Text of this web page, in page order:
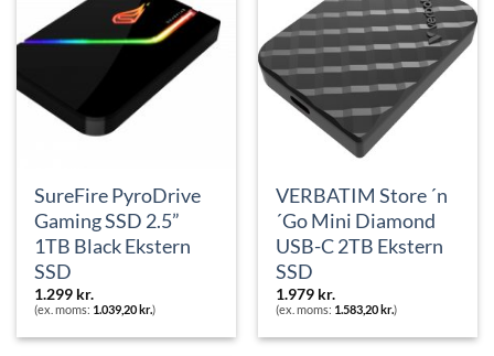
SureFire PyroDrive
Gaming SSD 2.5”
1TB Black Ekstern
SSD
1.299 kr.
(ex. moms: 1.039,20 kr.)
VERBATIM Store ´n
´Go Mini Diamond
USB-C 2TB Ekstern
SSD
1.979 kr.
(ex. moms: 1.583,20 kr.)